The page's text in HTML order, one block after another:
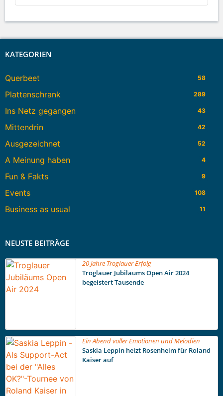
KATEGORIEN
Querbeet 58
Plattenschrank 289
Ins Netz gegangen 43
Mittendrin 42
Ausgezeichnet 52
A Meinung haben 4
Fun & Fakts 9
Events 108
Business as usual 11
NEUSTE BEITRÄGE
20 Jahre Troglauer Erfolg
Troglauer Jubiläums Open Air 2024
begeistert Tausende
Ein Abend voller Emotionen und Melodien
Saskia Leppin heizt Rosenheim für Roland
Kaiser auf